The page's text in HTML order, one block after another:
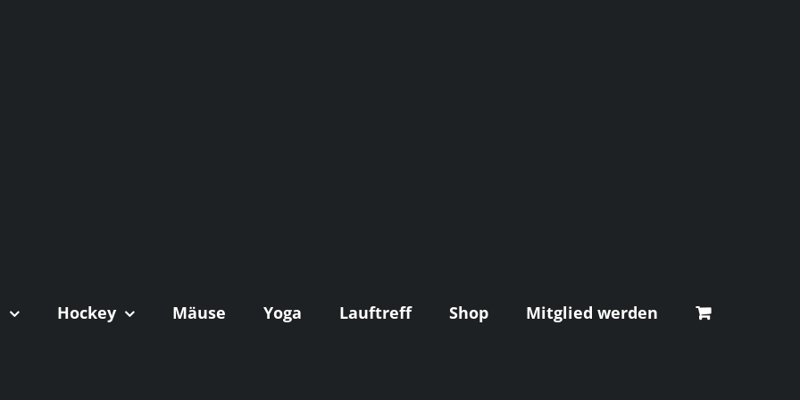
Hockey Mäuse Yoga Lauftreff Shop Mitglied werden